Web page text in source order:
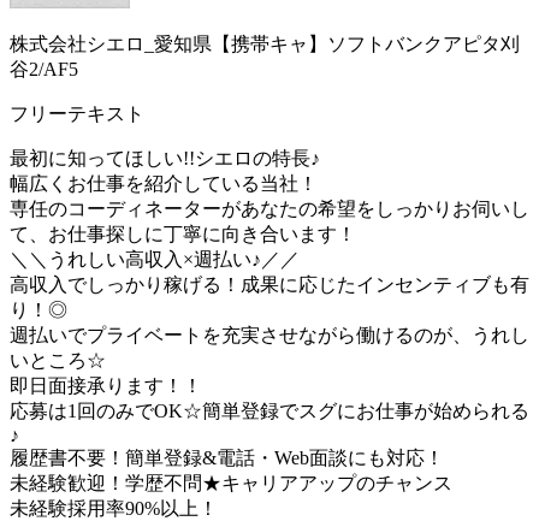
株式会社シエロ_愛知県【携帯キャ】ソフトバンクアピタ刈
谷2/AF5
フリーテキスト
最初に知ってほしい!!シエロの特長♪
幅広くお仕事を紹介している当社！
専任のコーディネーターがあなたの希望をしっかりお伺いし
て、お仕事探しに丁寧に向き合います！
＼＼うれしい高収入×週払い♪／／
高収入でしっかり稼げる！成果に応じたインセンティブも有
り！◎
週払いでプライベートを充実させながら働けるのが、うれし
いところ☆
即日面接承ります！！
応募は1回のみでOK☆簡単登録でスグにお仕事が始められる
♪
履歴書不要！簡単登録&電話・Web面談にも対応！
未経験歓迎！学歴不問★キャリアアップのチャンス
未経験採用率90%以上！